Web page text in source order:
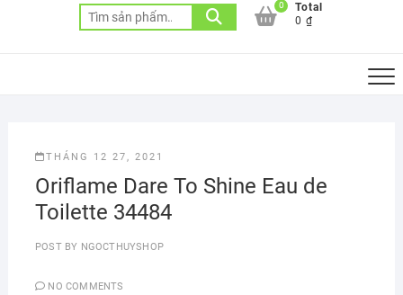
Tìm
kiếm:
0
Total
0 ₫
THÁNG 12 27, 2021
Oriflame Dare To Shine Eau de
Toilette 34484
POST BY NGOCTHUYSHOP
NO COMMENTS